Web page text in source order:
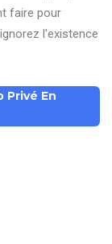
faire pour
l'existence
Privé En